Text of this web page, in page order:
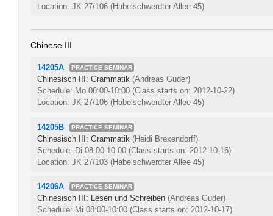
Location: JK 27/106 (Habelschwerdter Allee 45)
Chinese III
14205A PRACTICE SEMINAR
Chinesisch III: Grammatik (Andreas Guder)
Schedule: Mo 08:00-10:00 (Class starts on: 2012-10-22)
Location: JK 27/106 (Habelschwerdter Allee 45)
14205B PRACTICE SEMINAR
Chinesisch III: Grammatik (Heidi Brexendorff)
Schedule: Di 08:00-10:00 (Class starts on: 2012-10-16)
Location: JK 27/103 (Habelschwerdter Allee 45)
14206A PRACTICE SEMINAR
Chinesisch III: Lesen und Schreiben (Andreas Guder)
Schedule: Mi 08:00-10:00 (Class starts on: 2012-10-17)